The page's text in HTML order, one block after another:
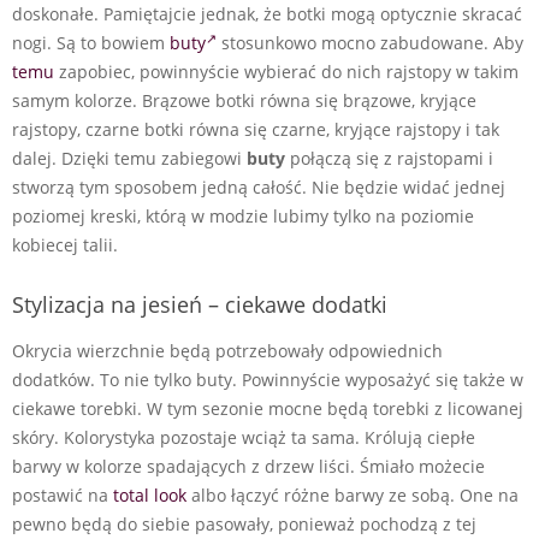
doskonałe. Pamiętajcie jednak, że botki mogą optycznie skracać
nogi. Są to bowiem buty
stosunkowo mocno zabudowane. Aby
temu zapobiec, powinnyście wybierać do nich rajstopy w takim
samym kolorze. Brązowe botki równa się brązowe, kryjące
rajstopy, czarne botki równa się czarne, kryjące rajstopy i tak
dalej. Dzięki temu zabiegowi buty połączą się z rajstopami i
stworzą tym sposobem jedną całość. Nie będzie widać jednej
poziomej kreski, którą w modzie lubimy tylko na poziomie
kobiecej talii.
Stylizacja na jesień – ciekawe dodatki
Okrycia wierzchnie będą potrzebowały odpowiednich
dodatków. To nie tylko buty. Powinnyście wyposażyć się także w
ciekawe torebki. W tym sezonie mocne będą torebki z licowanej
skóry. Kolorystyka pozostaje wciąż ta sama. Królują ciepłe
barwy w kolorze spadających z drzew liści. Śmiało możecie
postawić na total look albo łączyć różne barwy ze sobą. One na
pewno będą do siebie pasowały, ponieważ pochodzą z tej